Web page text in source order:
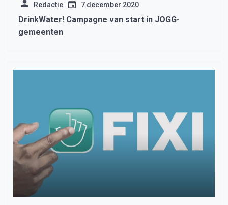
Redactie 7 december 2020
DrinkWater! Campagne van start in JOGG-
gemeenten